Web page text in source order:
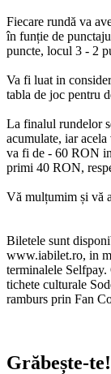
Fiecare rundă va
în funție de
puncte, locul 3 - 2
Va fi luat in
tabla de joc pentru
La finalul rundelor
acumulate, iar
va fi de - 60 RON
primi 40 RON,
Vă mulțumim și vă
Biletele sunt
www.iabilet.ro, in
terminalele
tichete culturale
ramburs prin Fan
Grăbește-te!